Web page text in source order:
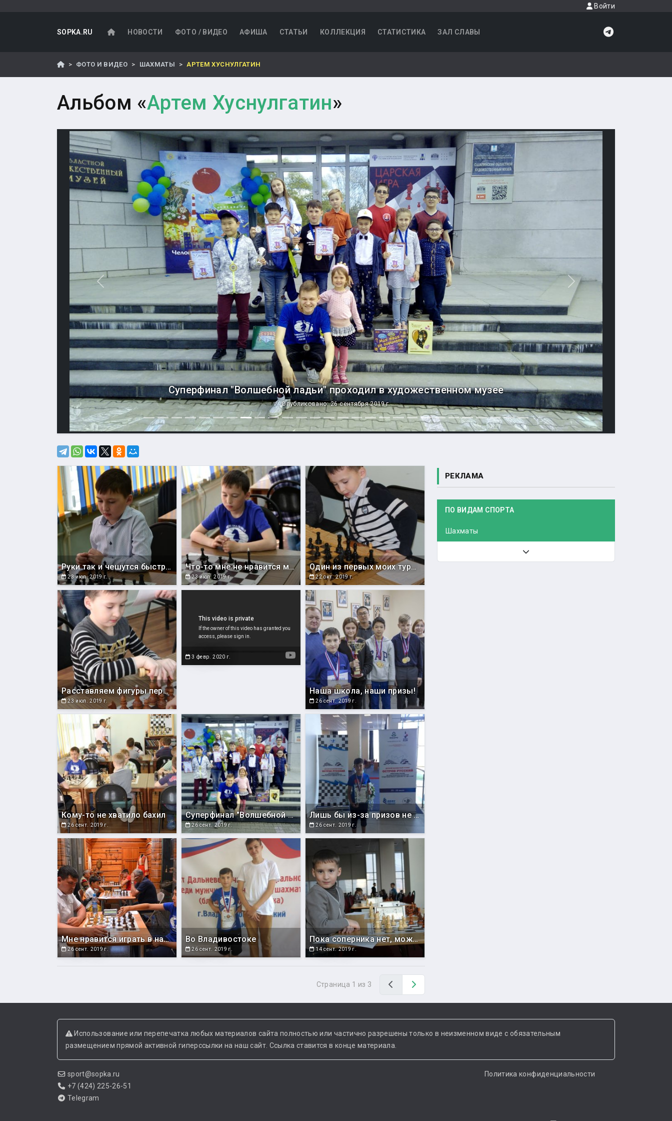
Войти
SOPKA.RU НОВОСТИ ФОТО / ВИДЕО АФИША СТАТЬИ КОЛЛЕКЦИЯ СТАТИСТИКА ЗАЛ СЛАВЫ
ФОТО И ВИДЕО ШАХМАТЫ АРТЕМ ХУСНУЛГАТИН
Альбом «Артем Хуснулгатин»
Суперфинал "Волшебной ладьи" проходил в художественном музее
Опубликовано: 26 сентября 2019 г.
Назад Вперед
Руки так и чешутся быстрее сделать ход, но нужно держать себя в руках и сначала подумать
23 июл. 2019 г.
Что-то мне не нравится моя позиция. Хотя, позиция соперника мне не нравится еще больше!
23 июл. 2019 г.
Один из первых моих турниров. Я еще даже не научился нормально сидеть ))
22 окт. 2019 г.
Расставляем фигуры перед партией. Запасной конь в рукаве никогда не будет лишним )))
23 июл. 2019 г.
Международный гроссмейстер из Харькова Константин Тарлев провел мастер-класс для сахалинских шахматистов (2014 год)
3 февр. 2020 г.
Наша школа, наши призы!
26 сент. 2019 г.
Кому-то не хватило бахил
26 сент. 2019 г.
Суперфинал "Волшебной ладьи" проходил в художественном музее
26 сент. 2019 г.
Лишь бы из-за призов не было перегруза багажа в аэропорту
26 сент. 2019 г.
Мне нравится играть в нашем краеведческом музее
26 сент. 2019 г.
Во Владивостоке
26 сент. 2019 г.
Пока соперника нет, можно и сфотографироваться
14 сент. 2019 г.
Страница 1 из 3 Назад
РЕКЛАМА
ПО ВИДАМ СПОРТА
Шахматы
Использование или перепечатка любых материалов сайта полностью или частично разрешены только в неизменном виде с обязательным
размещением прямой активной гиперссылки на наш сайт. Ссылка ставится в конце материала.
sport@sopka.ru
+7 (424) 225-26-51
Telegram
Политика конфиденциальности